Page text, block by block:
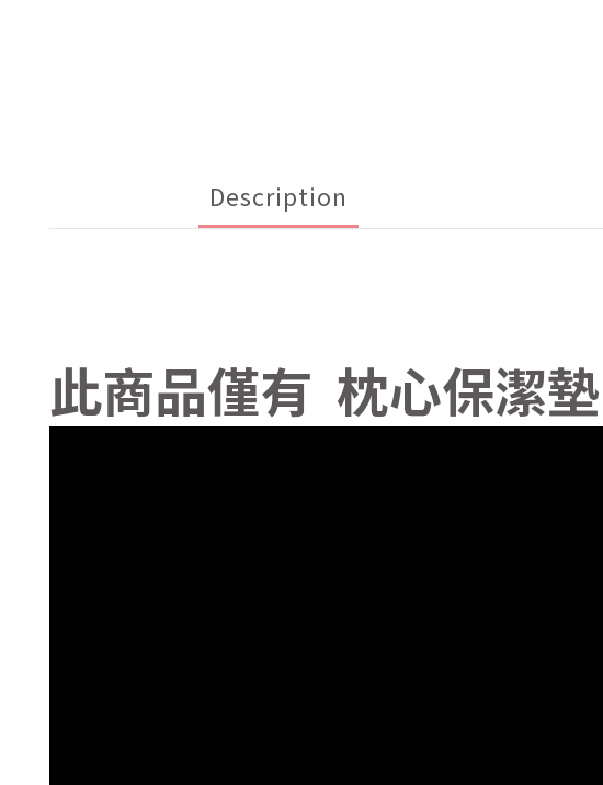
Description
此商品僅有 枕心保潔